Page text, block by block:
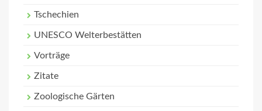
Tschechien
UNESCO Welterbestätten
Vorträge
Zitate
Zoologische Gärten